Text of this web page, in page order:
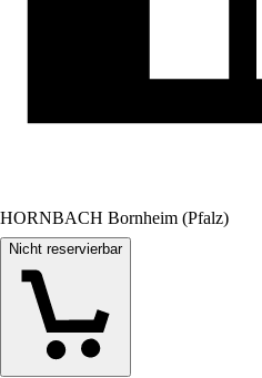
HORNBACH Bornheim (Pfalz)
Nicht reservierbar